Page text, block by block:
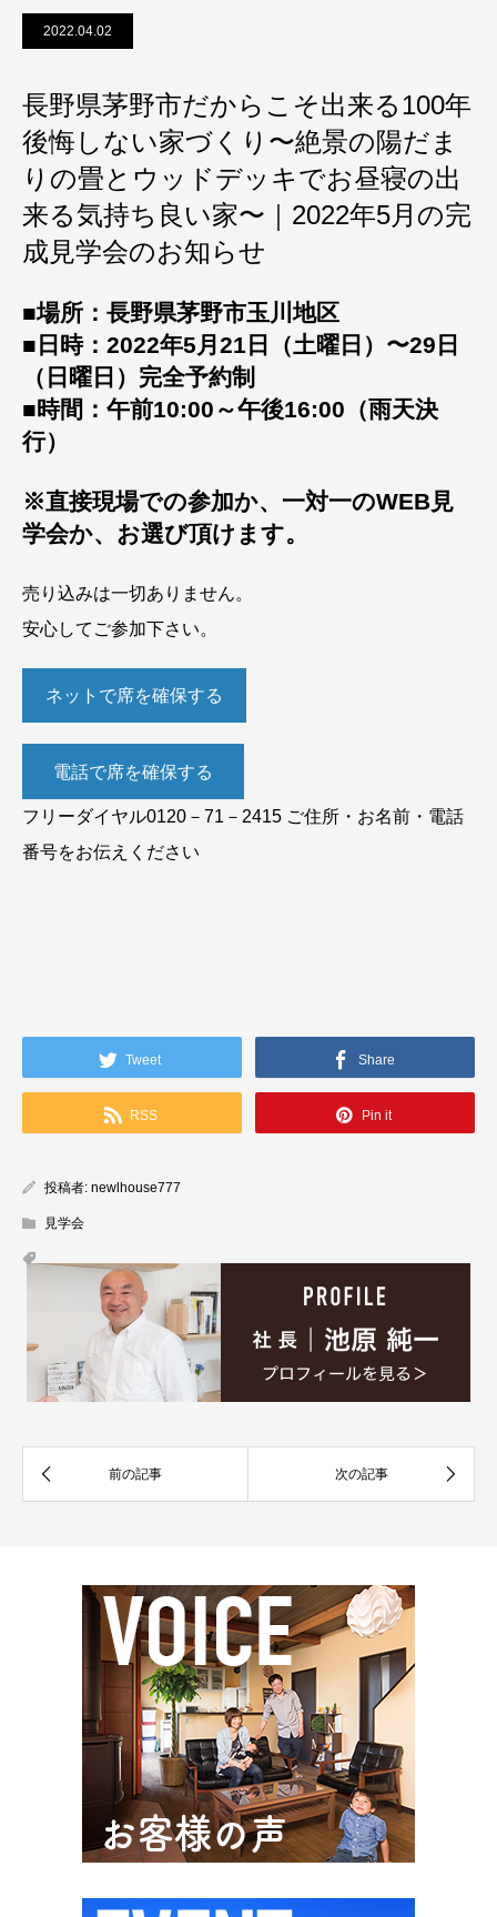
2022.04.02
長野県茅野市だからこそ出来る100年
後悔しない家づくり〜絶景の陽だま
りの畳とウッドデッキでお昼寝の出
来る気持ち良い家〜｜2022年5月の完
成見学会のお知らせ
■場所：長野県茅野市玉川地区
■日時：2022年5月21日（土曜日）〜29日
（日曜日）完全予約制
■時間：午前10:00～午後16:00（雨天決
行）
※直接現場での参加か、一対一のWEB見
学会か、お選び頂けます。
売り込みは一切ありません。
安心してご参加下さい。
ネットで席を確保する
電話で席を確保する
フリーダイヤル0120－71－2415 ご住所・お名前・電話
番号をお伝えください
Tweet Share
RSS Pin it
投稿者: newlhouse777
見学会